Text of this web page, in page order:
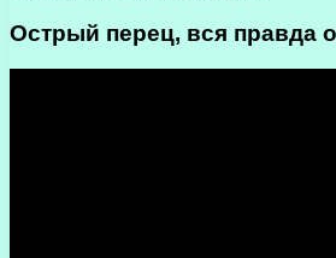
Острый перец, вся правда